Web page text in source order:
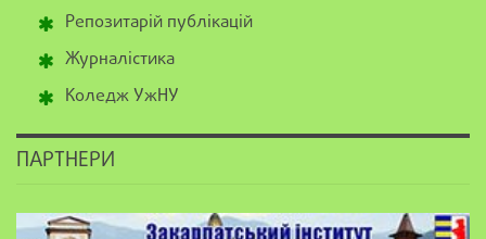
Репозитарій публікацій
Журналістика
Коледж УжНУ
ПАРТНЕРИ